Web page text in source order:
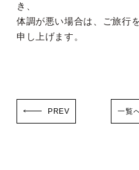
き、
体調が悪い場合は、ご旅行
申し上げます。
一覧
PREV